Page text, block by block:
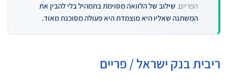
הפריים. שילוב של הלוואה מסוימת בתמהיל בלי להבין את
המשתנה שאליו היא מוצמדת היא פעולה מסוכנת מאוד.
ריבית בנק ישראל / פריים